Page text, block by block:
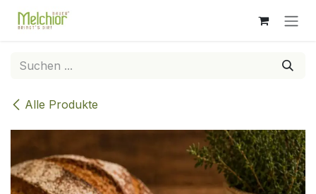
Zum Inhalt springen
Alle Produkte